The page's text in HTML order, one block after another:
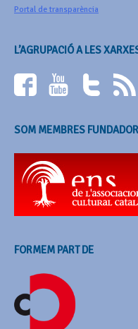
Portal de transparència
L’AGRUPACIÓ A LES
SOM MEMBRES
FORMEM PART DE